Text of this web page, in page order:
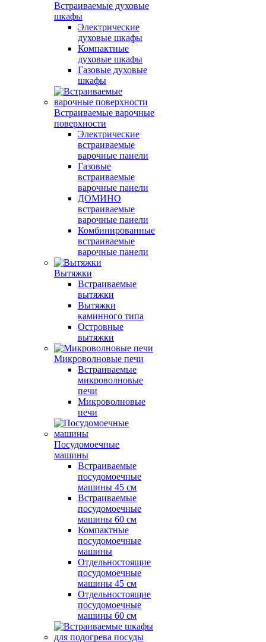
Встраиваемые духовые
шкафы
Электрические
духовые шкафы
Компактные
духовые шкафы
Газовые духовые
шкафы
Встраиваемые варочные
поверхности
Электрические
встраиваемые
варочные панели
Газовые
встраиваемые
варочные панели
ДОМИНО
встраиваемые
варочные панели
Комбинированные
встраиваемые
варочные панели
Вытяжки
Встраиваемые
вытяжки
Вытяжки
каминного типа
Островные
вытяжки
Микроволновые печи
Встраиваемые
микроволновые
печи
Микроволновые
печи
Посудомоечные
машины
Встраиваемые
посудомоечные
машины 45 см
Встраиваемые
посудомоечные
машины 60 см
Компактные
посудомоечные
машины
Отдельностоящие
посудомоечные
машины 45 см
Отдельностоящие
посудомоечные
машины 60 см